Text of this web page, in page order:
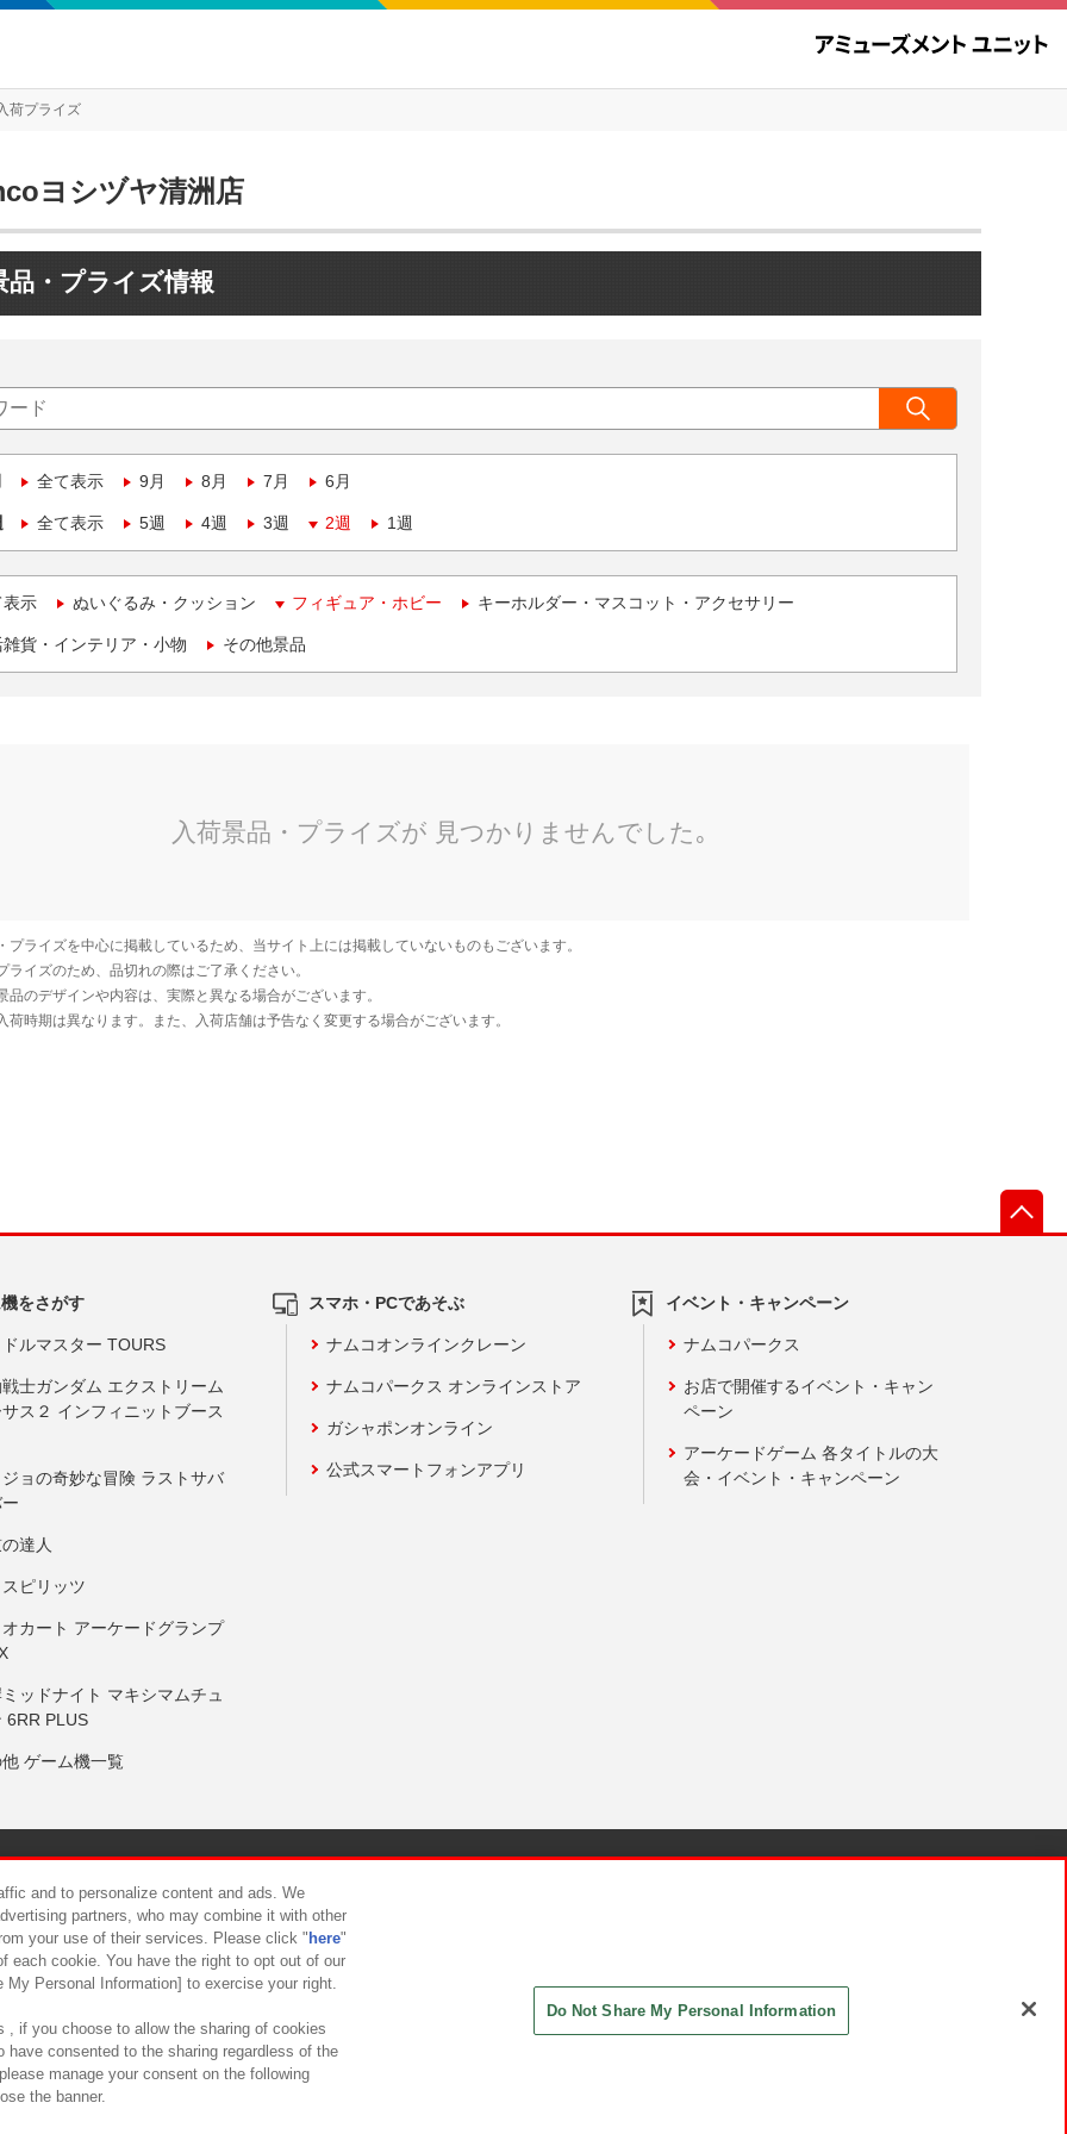
荷プライズ
ヨシヅヤ清洲店
品・プライズ情報
全て表示 9月 8月 7月 6月
全て表示 5週 4週 3週 2週 1週
表示 ぬいぐるみ・クッション フィギュア・ホビー キーホルダー・マスコット・アクセサリー
貨・インテリア・小物 その他景品
をさがす
ルマスター TOURS
士ガンダム エクストリーム
ス２ インフィニットブース
ョの奇妙な冒険 ラストサバ
達人
ピリッツ
カート アーケードグランプ
ッドナイト マキシマムチュ
6RR PLUS
ゲーム機一覧
スマホ・PCであそぶ
ナムコオンラインクレーン
ナムコパークス オンラインストア
ガシャポンオンライン
公式スマートフォンアプリ
イベント・キャンペーン
ナムコパークス
お店で開催するイベント・キャン
ペーン
アーケードゲーム 各タイトルの大
会・イベント・キャンペーン
について カスタマーハラスメント対応方針
and to personalize content and ads. We
partners, who may combine it with other
your use of their services. Please click " here"
each cookie. You have the right to opt out of our
Personal Information] to exercise your right.
, if you choose to allow the sharing of cookies
have consented to the sharing regardless of the
manage your consent on the following
the banner.
Do Not Share My Personal Information